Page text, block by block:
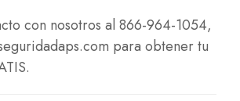
con nosotros al 866-964-1054,
para obtener tu